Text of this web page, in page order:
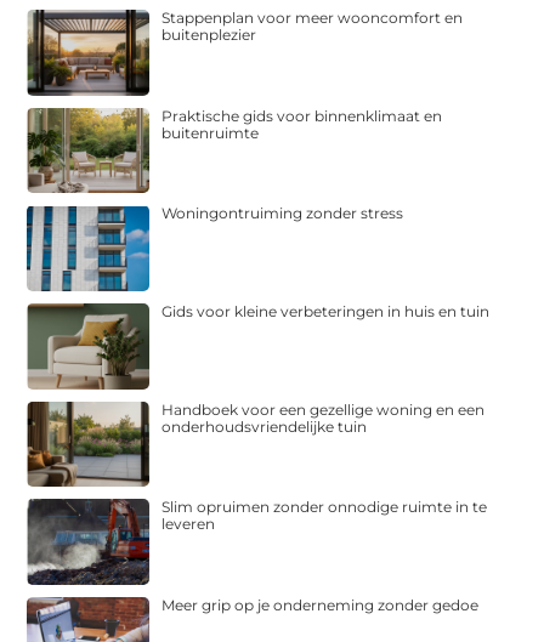
Stappenplan voor meer wooncomfort en
buitenplezier
Praktische gids voor binnenklimaat en
buitenruimte
Woningontruiming zonder stress
Gids voor kleine verbeteringen in huis en tuin
Handboek voor een gezellige woning en een
onderhoudsvriendelijke tuin
Slim opruimen zonder onnodige ruimte in te
leveren
Meer grip op je onderneming zonder gedoe